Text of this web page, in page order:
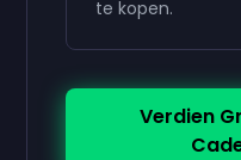
te kopen.
Verdien